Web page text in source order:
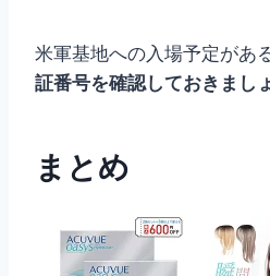
米軍基地への入場予定があ
証番号を確認しておきまし
まとめ